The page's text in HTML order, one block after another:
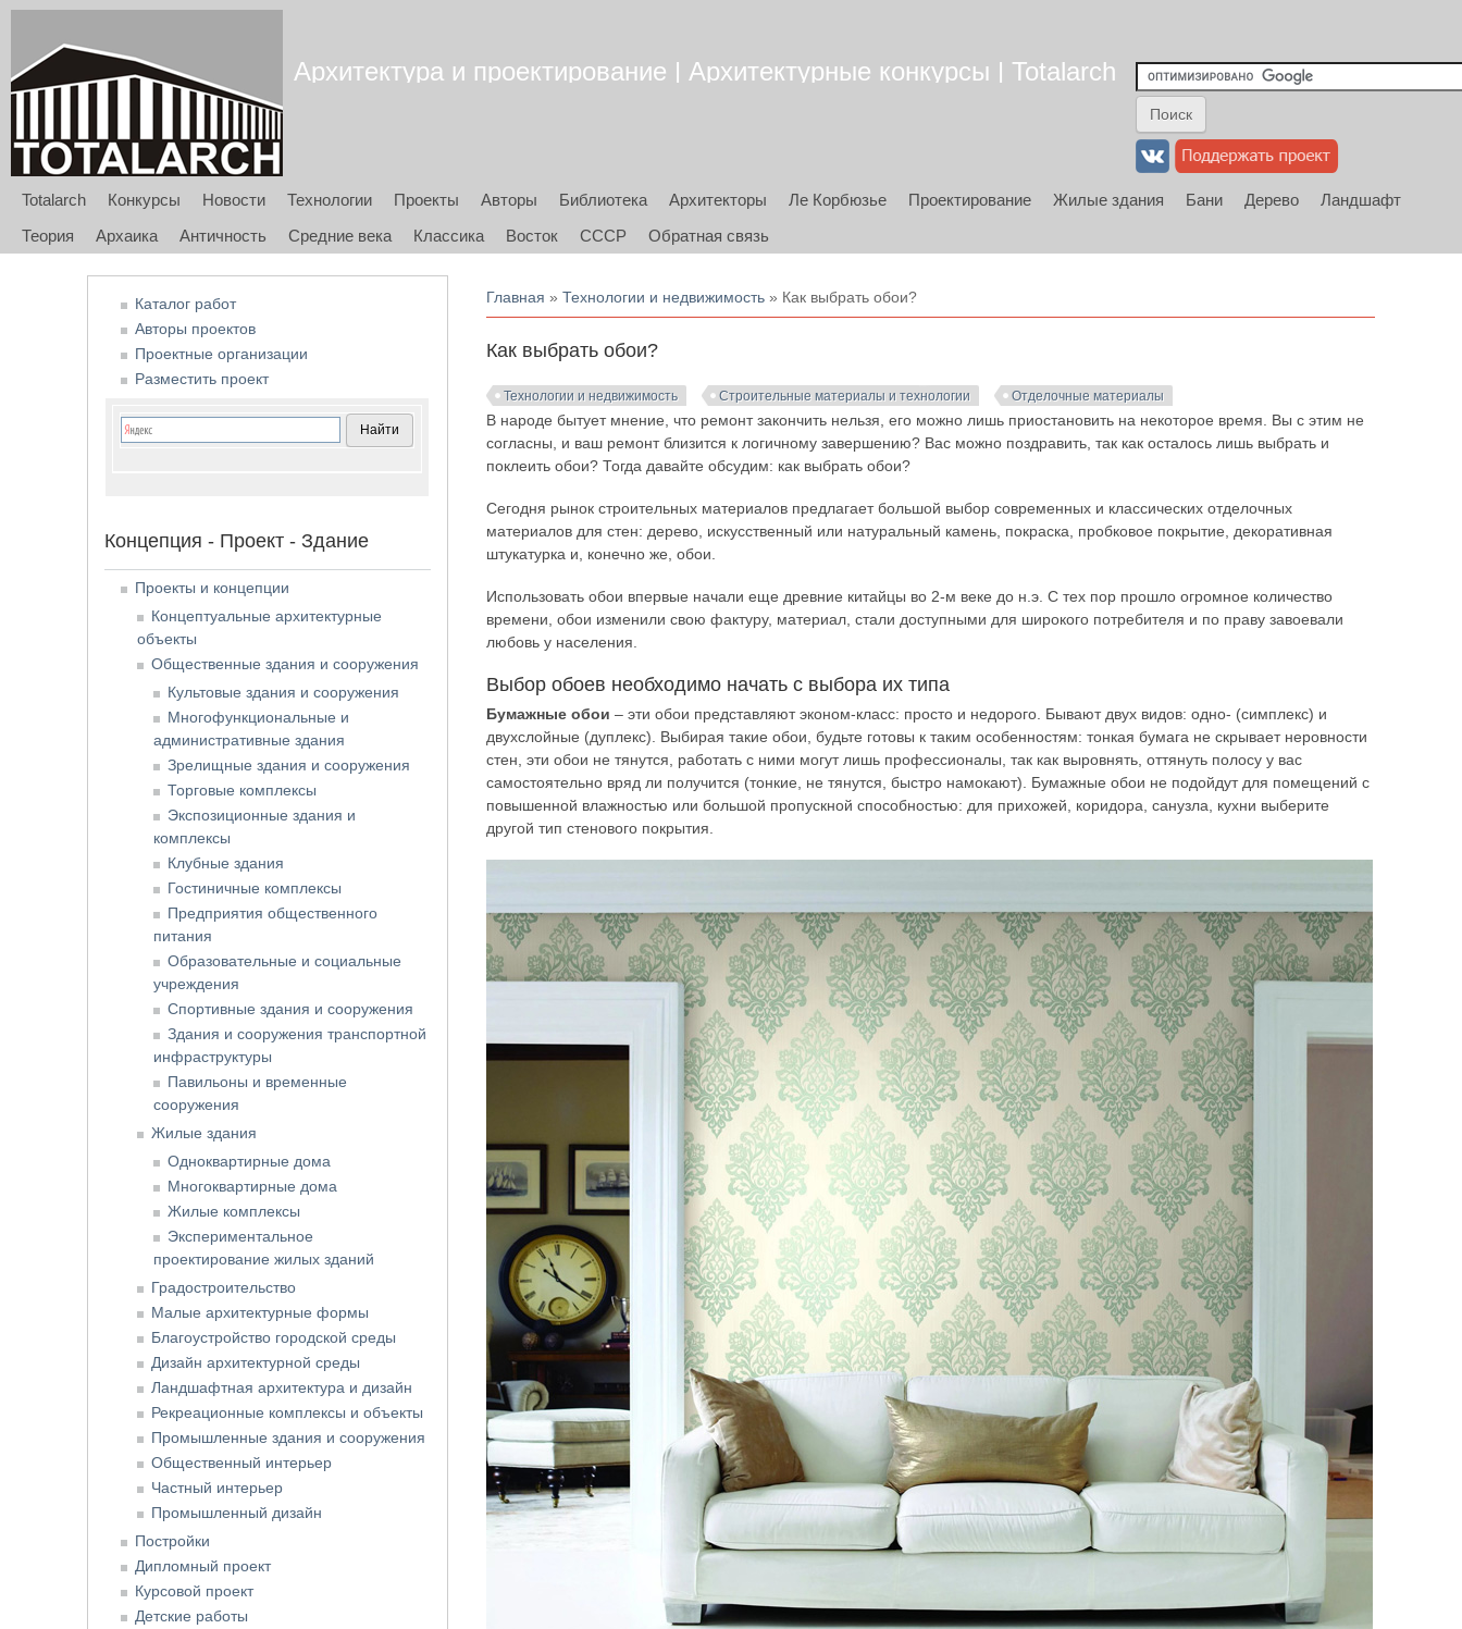
Архитектура и проектирование | Архитектурные конкурсы | Totalarch
Totalarch Конкурсы Новости Технологии Проекты Авторы Библиотека Архитекторы Ле Корбюзье Проектирование Жилые здания Бани Дерево
Ландшафт
Теория
Архаика Античность Средние века Классика Восток СССР Обратная связь
Вы здесь
Главная »Технологии и недвижимость » Как выбрать обои?
Как выбрать обои?
Технологии и недвижимость Строительные материалы и технологии Отделочные материалы
В народе бытует мнение, что ремонт закончить нельзя, его можно лишь приостановить на некоторое время. Вы с этим не
согласны, и ваш ремонт близится к логичному завершению? Вас можно поздравить, так как осталось лишь выбрать и
поклеить обои? Тогда давайте обсудим: как выбрать обои?
Сегодня рынок строительных материалов предлагает большой выбор современных и классических отделочных
материалов для стен: дерево, искусственный или натуральный камень, покраска, пробковое покрытие, декоративная
штукатурка и, конечно же, обои.
Использовать обои впервые начали еще древние китайцы во 2-м веке до н.э. С тех пор прошло огромное количество
времени, обои изменили свою фактуру, материал, стали доступными для широкого потребителя и по праву завоевали
любовь у населения.
Выбор обоев необходимо начать с выбора их типа
Бумажные обои – эти обои представляют эконом-класс: просто и недорого. Бывают двух видов: одно- (симплекс) и
двухслойные (дуплекс). Выбирая такие обои, будьте готовы к таким особенностям: тонкая бумага не скрывает неровности
стен, эти обои не тянутся, работать с ними могут лишь профессионалы, так как выровнять, оттянуть полосу у вас
самостоятельно вряд ли получится (тонкие, не тянутся, быстро намокают). Бумажные обои не подойдут для помещений с
повышенной влажностью или большой пропускной способностью: для прихожей, коридора, санузла, кухни выберите
другой тип стенового покрытия.
Каталог работ
Авторы проектов
Проектные организации
Разместить проект
Концепция - Проект - Здание
Проекты и концепции
Концептуальные архитектурные
объекты
Общественные здания и сооружения
Культовые здания и сооружения
Многофункциональные и
административные здания
Зрелищные здания и сооружения
Торговые комплексы
Экспозиционные здания и
комплексы
Клубные здания
Гостиничные комплексы
Предприятия общественного
питания
Образовательные и социальные
учреждения
Спортивные здания и сооружения
Здания и сооружения транспортной
инфраструктуры
Павильоны и временные
сооружения
Жилые здания
Одноквартирные дома
Многоквартирные дома
Жилые комплексы
Экспериментальное
проектирование жилых зданий
Градостроительство
Малые архитектурные формы
Благоустройство городской среды
Дизайн архитектурной среды
Ландшафтная архитектура и дизайн
Рекреационные комплексы и объекты
Промышленные здания и сооружения
Общественный интерьер
Частный интерьер
Промышленный дизайн
Постройки
Дипломный проект
Курсовой проект
Детские работы